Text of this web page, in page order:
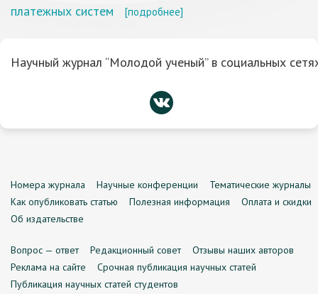
платежных систем
[подробнее]
Научный журнал “Молодой ученый” в социальных
Номера журнала Научные конференции
Тематические журналы
Как опубликовать статью
Полезная информация
Оплата и скидки
Об издательстве
Вопрос — ответ Редакционный совет
Отзывы наших авторов
Реклама на сайте
Срочная публикация научных статей
Публикация научных статей студентов